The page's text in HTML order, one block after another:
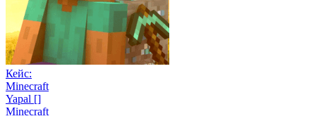
Кейс:
Minecraft
Yapal []
Minecraft